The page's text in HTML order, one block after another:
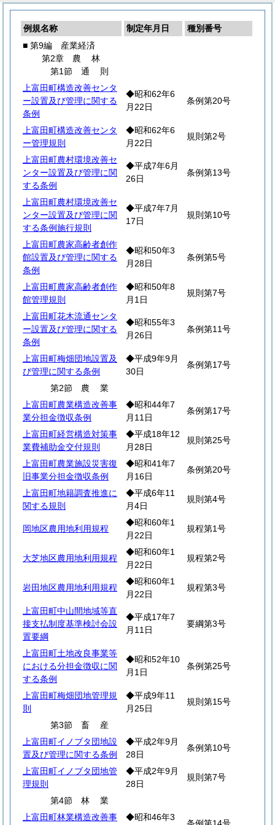
例規名称 制定年月日
種別番号
■ 第9編 産業経済
第2章 農林
第1節 通 則
上富田町構造改善センタ
ー設置及び管理に関する
条例
◆昭和62年6
月22日
条例第20号
上富田町構造改善センタ
ー管理規則
◆昭和62年6
月22日
規則第2号
上富田町農村環境改善セ
ンター設置及び管理に関
する条例
◆平成7年6月
26日
条例第13号
上富田町農村環境改善セ
ンター設置及び管理に関
する条例施行規則
◆平成7年7月
17日
規則第10号
上富田町農家高齢者創作
館設置及び管理に関する
条例
◆昭和50年3
月28日
条例第5号
上富田町農家高齢者創作
館管理規則
◆昭和50年8
月1日
規則第7号
上富田町花木流通センタ
ー設置及び管理に関する
条例
◆昭和55年3
月26日
条例第11号
上富田町梅畑団地設置及
び管理に関する条例
◆平成9年9月
30日
条例第17号
第2節 農業
上富田町農業構造改善事
業分担金徴収条例
◆昭和44年7
月11日
条例第17号
上富田町経営構造対策事
業費補助金交付規則
◆平成18年12
月28日
規則第25号
上富田町農業施設災害復
旧事業分担金徴収条例
◆昭和41年7
月16日
条例第20号
上富田町地籍調査推進に
関する規則
◆平成6年11
月4日
規則第4号
岡地区農用地利用規程
◆昭和60年1
月22日
規程第1号
大芝地区農用地利用規程
◆昭和60年1
月22日
規程第2号
岩田地区農用地利用規程
◆昭和60年1
月22日
規程第3号
上富田町中山間地域等直
接支払制度基準検討会設
置要綱
◆平成17年7
月11日
要綱第3号
上富田町土地改良事業等
における分担金徴収に関
する条例
◆昭和52年10
月1日
条例第25号
上富田町梅畑団地管理規
則
◆平成9年11
月25日
規則第15号
第3節 畜 産
上富田町イノブタ団地設
置及び管理に関する条例
◆平成2年9月
28日
条例第10号
上富田町イノブタ団地管
理規則
◆平成2年9月
28日
規則第7号
第4節 林業
上富田町林業構造改善事
◆昭和46年3